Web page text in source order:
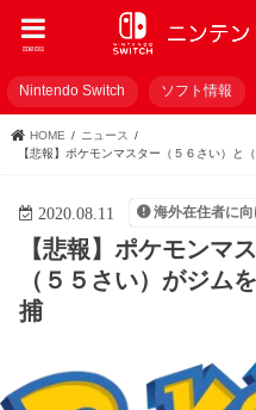
menu
Nintendo Switch ソフト情報
HOME
ニュース
【悲報】ポケモンマスター（５６さい）と
2020.08.11 海外在住者に
【悲報】ポケモンマ
（５５さい）がジム
捕